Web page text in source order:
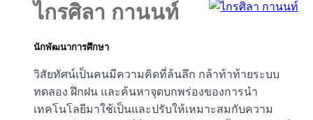
ไกรศิลา กานนท์
นักพัฒนาการศึกษา
วิสัยทัศน์เป็นคนมีความคิดที่ล้นลึก กล้าท้าท้ายระบบ
ทดลอง ฝึกฝน และค้นหาจุดบกพร่องของการนำ
เทคโนโลยีมาใช้เป็นและปรับให้เหมาะสมกับความ